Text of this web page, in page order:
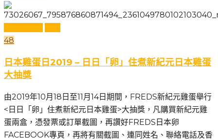
48
日本雞蛋日2019 – 日日「卵」住煮新紀元日本雞蛋
大抽獎
由2019年10月18日至11月14日期間，FREDS新紀元雞蛋舉行
<日日「卵」住煮新紀元日本雞蛋>大抽獎，凡購買新紀元雞
蛋兩盒，憑發票或訂單截圖，再讚好FREDS日本卵
FACEBOOK專頁，再將有關截圖、連同姓名、聯絡電話及香